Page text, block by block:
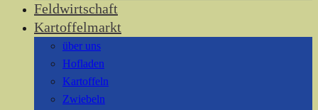
Feldwirtschaft
Kartoffelmarkt
über uns
Hofladen
Kartoffeln
Zwiebeln